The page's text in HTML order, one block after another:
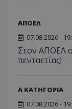
ΑΠΟΕΛ
07.08.2026 -
Στον ΑΠΟΕΛ
πενταετίας!
Α ΚΑΤΗΓΟΡΙΑ
07.08.2026 -